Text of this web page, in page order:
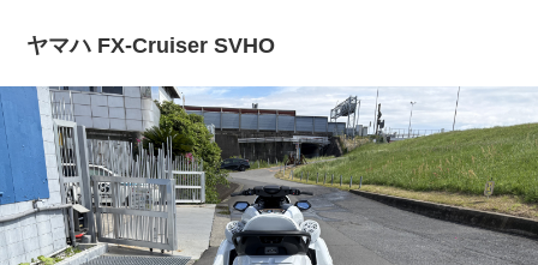
ヤマハ FX-Cruiser SVHO